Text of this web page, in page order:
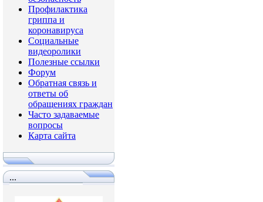
Профилактика
гриппа и
коронавируса
Социальные
видеоролики
Полезные ссылки
Форум
Обратная связь и
ответы об
обращениях граждан
Часто задаваемые
вопросы
Карта сайта
...